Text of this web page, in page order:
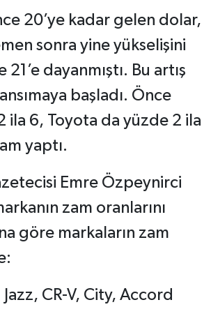
20’ye kadar gelen dolar,
sonra yine yükselişini
dayanmıştı. Bu artış
başladı. Önce
ila 6, Toyota da yüzde 2 ila
yaptı.
Emre Özpeynirci
zam oranlarını
göre markaların zam
CR-V, City, Accord